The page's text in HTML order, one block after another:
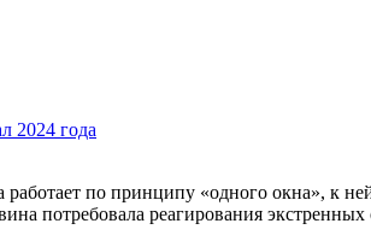
2024 года
по принципу «одного окна», к
потребовала реагирования